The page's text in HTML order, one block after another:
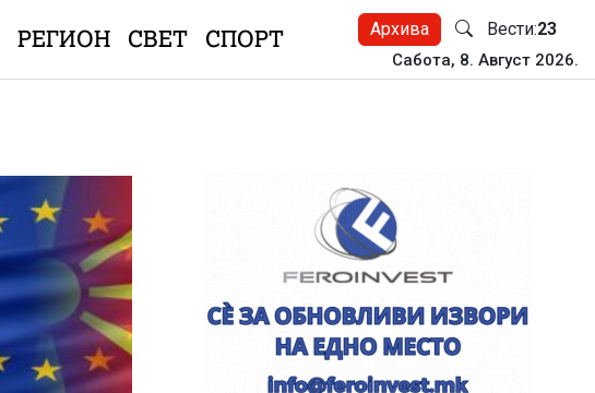
РЕГИОН СВЕТ СПОРТ Архива Вести:23
Сабота, 8. Август 2026.